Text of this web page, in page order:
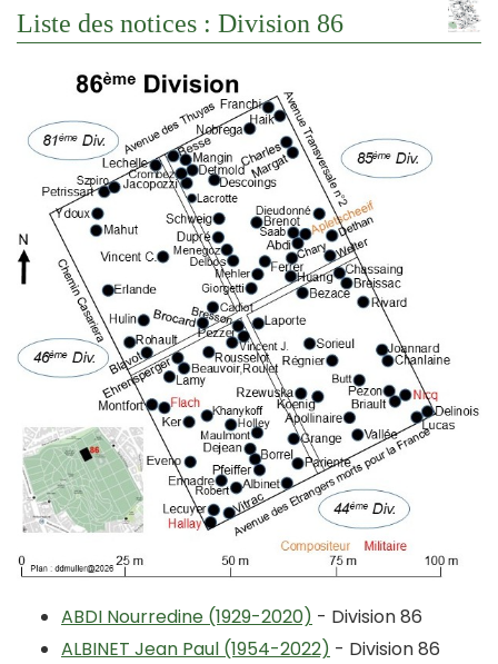
Liste des notices : Division 86
ABDI Nourredine (1929-2020) - Division 86
ALBINET Jean Paul (1954-2022) - Division 86